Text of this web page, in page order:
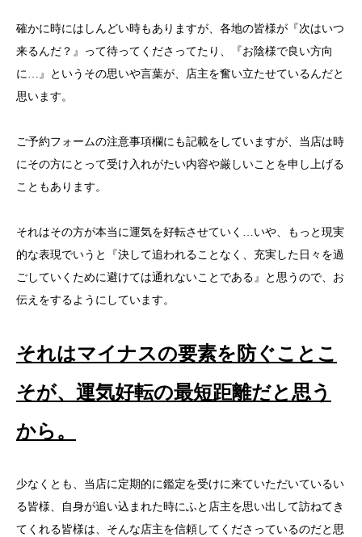
確かに時にはしんどい時もありますが、各地の皆様が『次はいつ
来るんだ？』って待ってくださってたり、『お陰様で良い方向
に…』というその思いや言葉が、店主を奮い立たせているんだと
思います。
ご予約フォームの注意事項欄にも記載をしていますが、当店は時
にその方にとって受け入れがたい内容や厳しいことを申し上げる
こともあります。
それはその方が本当に運気を好転させていく…いや、もっと現実
的な表現でいうと『決して追われることなく、充実した日々を過
ごしていくために避けては通れないことである』と思うので、お
伝えをするようにしています。
それはマイナスの要素を防ぐことこ
そが、運気好転の最短距離だと思う
から。
少なくとも、当店に定期的に鑑定を受けに来ていただいているい
る皆様、自身が追い込まれた時にふと店主を思い出して訪ねてき
てくれる皆様は、そんな店主を信頼してくださっているのだと思